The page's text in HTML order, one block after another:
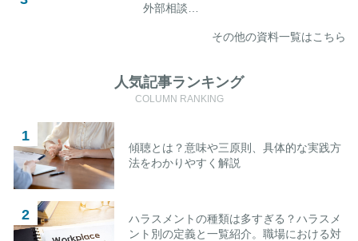
外部相談…
その他の資料一覧はこちら
人気記事ランキング
COLUMN RANKING
傾聴とは？意味や三原則、具体的な実践方
法をわかりやすく解説
ハラスメントの種類は多すぎる？ハラスメ
ント別の定義と一覧紹介。職場における対